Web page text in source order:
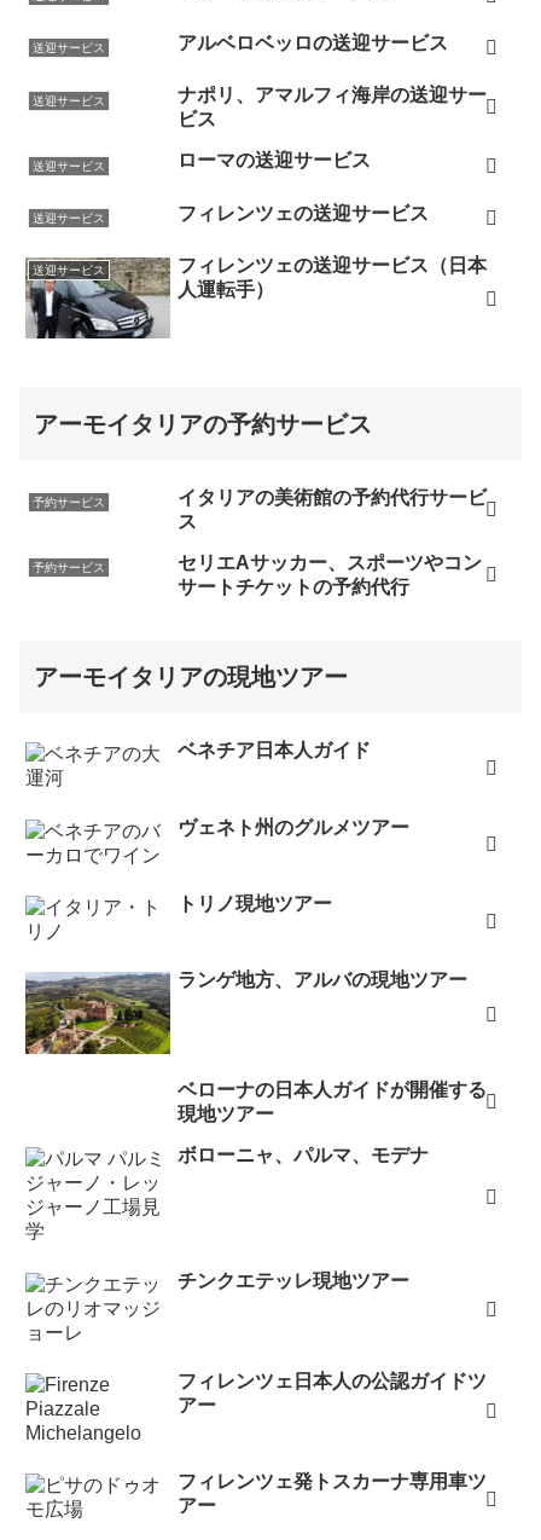
送迎サービス アルベロベッロの送迎サービス
送迎サービス
ナポリ、アマルフィ海岸の送迎サー
ビス
送迎サービス ローマの送迎サービス
送迎サービス フィレンツェの送迎サービス
送迎サービス
フィレンツェの送迎サービス（日本
人運転手）
アーモイタリアの予約サービス
予約サービス
イタリアの美術館の予約代行サービ
ス
予約サービス
セリエAサッカー、スポーツやコン
サートチケットの予約代行
アーモイタリアの現地ツアー
ベネチア日本人ガイド
ヴェネト州のグルメツアー
トリノ現地ツアー
ランゲ地方、アルバの現地ツアー
ベローナの日本人ガイドが開催する
現地ツアー
ボローニャ、パルマ、モデナ
チンクエテッレ現地ツアー
フィレンツェ日本人の公認ガイドツ
アー
フィレンツェ発トスカーナ専用車ツ
アー